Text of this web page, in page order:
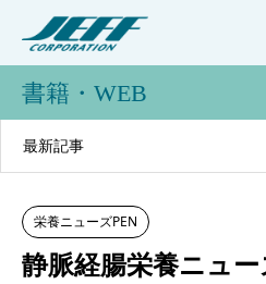
書籍・WEB
最新記事
栄養ニューズPEN
静脈経腸栄養ニュ